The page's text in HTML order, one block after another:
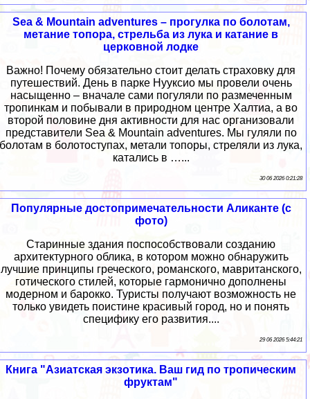
Sea & Mountain adventures – прогулка по болотам,
метание топора, стрельба из лука и катание в
церковной лодке
Важно! Почему обязательно стоит делать страховку для
путешествий. День в парке Нууксио мы провели очень
насыщенно – вначале сами погуляли по размеченным
тропинкам и побывали в природном центре Халтиа, а во
второй половине дня активности для нас организовали
представители Sea & Mountain adventures. Мы гуляли по
болотам в болотоступах, метали топоры, стреляли из лука,
катались в …...
30 06 2026 0:21:28
Популярные достопримечательности Аликанте (с
фото)
Старинные здания поспособствовали созданию
архитектурного облика, в котором можно обнаружить
лучшие принципы греческого, романского, мавританского,
готического стилей, которые гармонично дополнены
модерном и барокко. Туристы получают возможность не
только увидеть поистине красивый город, но и понять
специфику его развития....
29 06 2026 5:44:21
Книга "Азиатская экзотика. Ваш гид по тропическим
фруктам"